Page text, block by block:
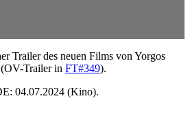
Trailer des neuen Films von Yorgos
Trailer in FT#349).
04.07.2024 (Kino).